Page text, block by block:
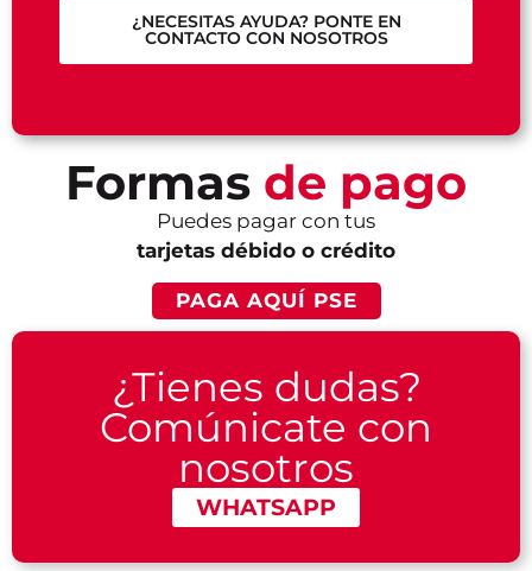
¿NECESITAS AYUDA? PONTE EN
CONTACTO CON NOSOTROS
Formas de pago
Puedes pagar con tus
tarjetas débido o crédito
PAGA AQUÍ PSE
¿Tienes dudas?
Comúnicate con
nosotros
WHATSAPP